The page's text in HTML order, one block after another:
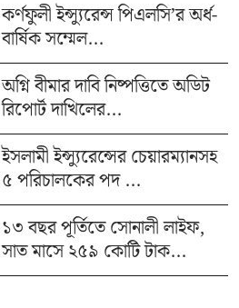
কর্ণফুলী ইন্স্যুরেন্স পিএলসি’র অর্ধ-
বার্ষিক সম্মেল...
অগ্নি বীমার দাবি নিষ্পত্তিতে অডিট
রিপোর্ট দাখিলের...
ইসলামী ইন্স্যুরেন্সের চেয়ারম্যানসহ
৫ পরিচালকের পদ ...
১৩ বছর পূর্তিতে সোনালী লাইফ,
সাত মাসে ২৫৯ কোটি টাক...